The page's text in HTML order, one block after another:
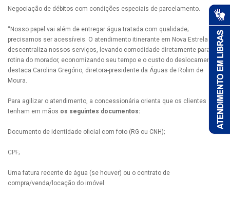
Negociação de débitos com condições especiais de parcelamento.
“Nosso papel vai além de entregar água tratada com qualidade;
precisamos ser acessíveis. O atendimento itinerante em Nova Estrela
descentraliza nossos serviços, levando comodidade diretamente para a
rotina do morador, economizando seu tempo e o custo do deslocamento”,
destaca Carolina Gregório, diretora-presidente da Águas de Rolim de
Moura.
Para agilizar o atendimento, a concessionária orienta que os clientes
tenham em mãos os seguintes documentos:
Documento de identidade oficial com foto (RG ou CNH);
CPF;
Uma fatura recente de água (se houver) ou o contrato de
compra/venda/locação do imóvel.